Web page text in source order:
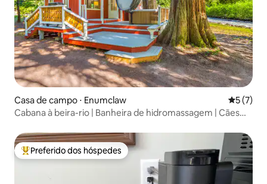
Casa de campo ⋅ Enumclaw 5 de
5 (7)
Cabana à beira-rio | Banheira de hidromassagem | Cães
Entre os melhores preferidos dos hóspedes
Preferido dos hóspedes